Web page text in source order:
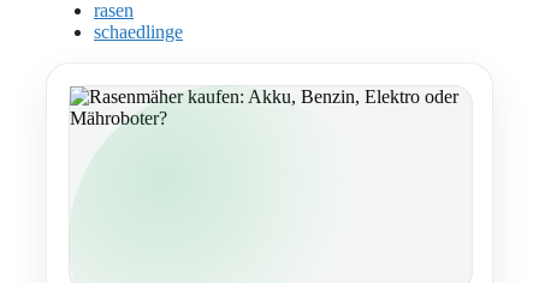
rasen
schaedlinge